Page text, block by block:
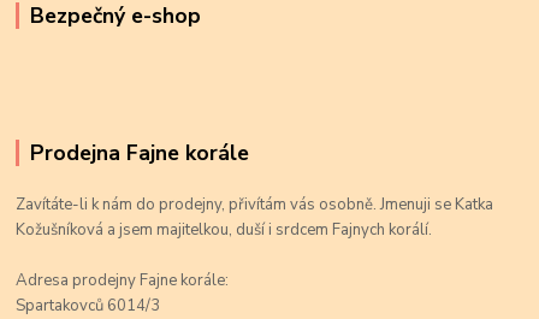
Bezpečný e-shop
Prodejna Fajne korále
Zavítáte-li k nám do prodejny, přivítám vás osobně. Jmenuji se Katka
Kožušníková a jsem majitelkou, duší i srdcem Fajnych korálí.
Adresa prodejny Fajne korále:
Spartakovců 6014/3